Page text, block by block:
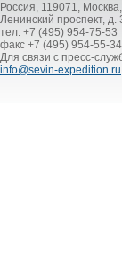
Россия, 119071, Москва,
Ленинский проспект, д.
тел. +7 (495) 954-75-53
факс +7 (495) 954-55-34
Для связи с пресс-
info@sevin-expedition.ru